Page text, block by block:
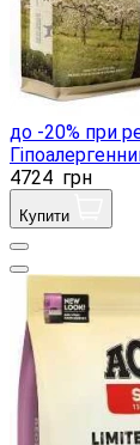
до -20% при
4724 грн
Купити